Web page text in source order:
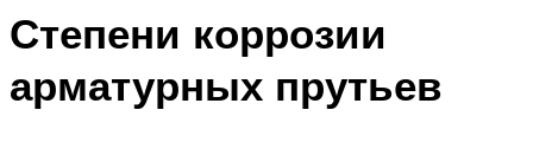
Степени коррозии
арматурных прутьев